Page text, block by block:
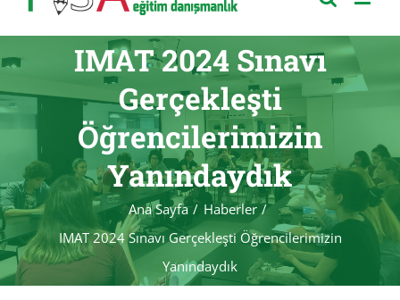
IMAT 2024 Sınavı
Gerçekleşti
Öğrencilerimizin
Yanındaydık
Ana Sayfa
Haberler
IMAT 2024 Sınavı Gerçekleşti Öğrencilerimizin
Yanındaydık